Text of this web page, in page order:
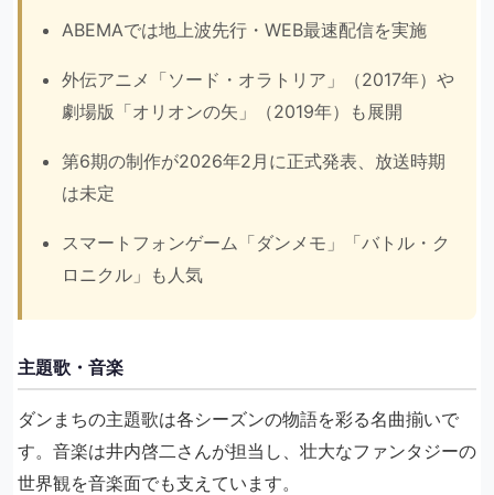
ABEMAでは地上波先行・WEB最速配信を実施
外伝アニメ「ソード・オラトリア」（2017年）や
劇場版「オリオンの矢」（2019年）も展開
第6期の制作が2026年2月に正式発表、放送時期
は未定
スマートフォンゲーム「ダンメモ」「バトル・ク
ロニクル」も人気
主題歌・音楽
ダンまちの主題歌は各シーズンの物語を彩る名曲揃いで
す。音楽は井内啓二さんが担当し、壮大なファンタジーの
世界観を音楽面でも支えています。